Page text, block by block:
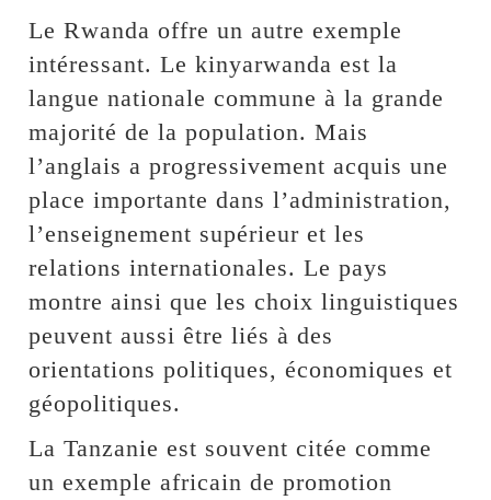
Le Rwanda offre un autre exemple
intéressant. Le kinyarwanda est la
langue nationale commune à la grande
majorité de la population. Mais
l’anglais a progressivement acquis une
place importante dans l’administration,
l’enseignement supérieur et les
relations internationales. Le pays
montre ainsi que les choix linguistiques
peuvent aussi être liés à des
orientations politiques, économiques et
géopolitiques.
La Tanzanie est souvent citée comme
un exemple africain de promotion